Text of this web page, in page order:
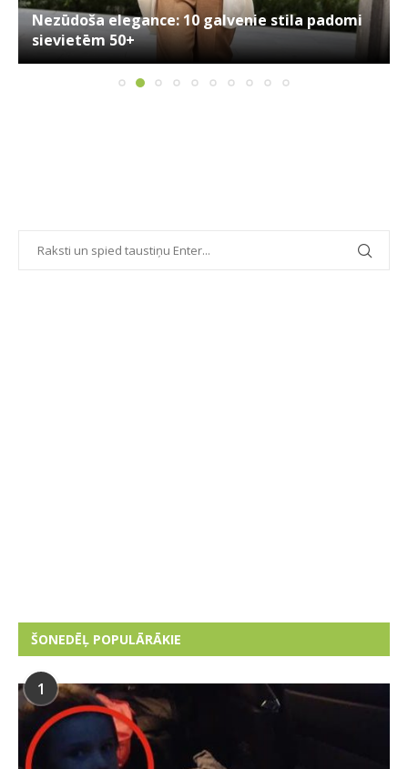
Nezūdoša elegance: 10 galvenie stila padomi
sievietēm 50+
ŠONEDĒĻ POPULĀRĀKIE
1